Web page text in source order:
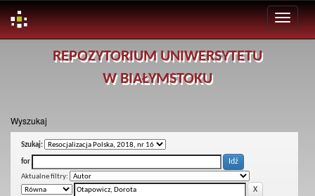
REPOZYTORIUM UNIWERSYTETU
W BIAŁYMSTOKU
Wyszukaj
Szukaj:
for
Aktualne filtry: